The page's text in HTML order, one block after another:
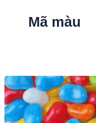
Mã màu